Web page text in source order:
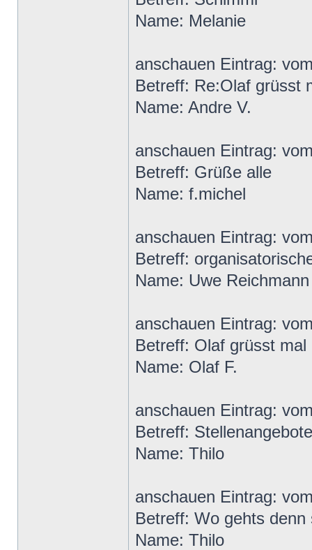
Name: Melanie
anschauen Eintrag:
Betreff: Re:Olaf grüsst
Name: Andre V.
anschauen Eintrag:
Betreff: Grüße alle
Name: f.michel
anschauen Eintrag:
Betreff:
Name: Uwe Reichmann
anschauen Eintrag:
Betreff: Olaf grüsst mal
Name: Olaf F.
anschauen Eintrag:
Betreff: Stellenangebote
Name: Thilo
anschauen Eintrag:
Betreff: Wo gehts denn
Name: Thilo